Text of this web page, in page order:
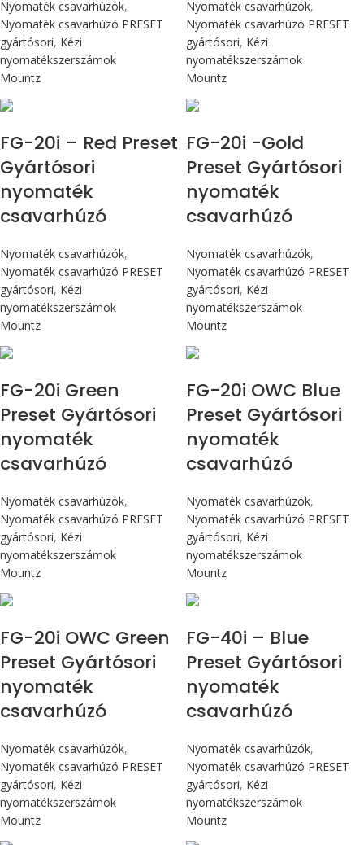
Nyomaték csavarhúzók,
Nyomaték csavarhúzó PRESET
gyártósori, Kézi
nyomatékszerszámok
Mountz
Nyomaték csavarhúzók,
Nyomaték csavarhúzó PRESET
gyártósori, Kézi
nyomatékszerszámok
Mountz
FG-20i – Red Preset
Gyártósori
nyomaték
csavarhúzó
Nyomaték csavarhúzók,
Nyomaték csavarhúzó PRESET
gyártósori, Kézi
nyomatékszerszámok
Mountz
FG-20i -Gold
Preset Gyártósori
nyomaték
csavarhúzó
Nyomaték csavarhúzók,
Nyomaték csavarhúzó PRESET
gyártósori, Kézi
nyomatékszerszámok
Mountz
FG-20i Green
Preset Gyártósori
nyomaték
csavarhúzó
Nyomaték csavarhúzók,
Nyomaték csavarhúzó PRESET
gyártósori, Kézi
nyomatékszerszámok
Mountz
FG-20i OWC Blue
Preset Gyártósori
nyomaték
csavarhúzó
Nyomaték csavarhúzók,
Nyomaték csavarhúzó PRESET
gyártósori, Kézi
nyomatékszerszámok
Mountz
FG-20i OWC Green
Preset Gyártósori
nyomaték
csavarhúzó
Nyomaték csavarhúzók,
Nyomaték csavarhúzó PRESET
gyártósori, Kézi
nyomatékszerszámok
Mountz
FG-40i – Blue
Preset Gyártósori
nyomaték
csavarhúzó
Nyomaték csavarhúzók,
Nyomaték csavarhúzó PRESET
gyártósori, Kézi
nyomatékszerszámok
Mountz